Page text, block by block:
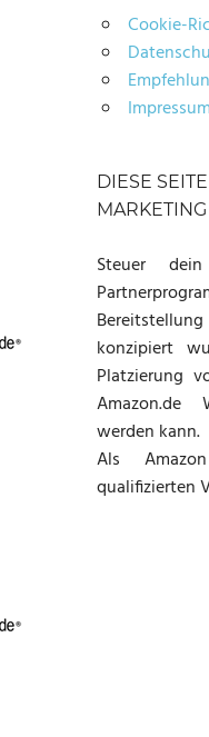
Cookie-
Impressum
DIESE
MARKETING
Steuer
konzipiert
Platzierung
Amazon.de
werden kann.
Als
qualifizierten